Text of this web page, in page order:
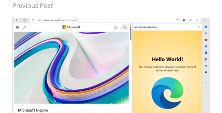
Post
navigation
Previous Post